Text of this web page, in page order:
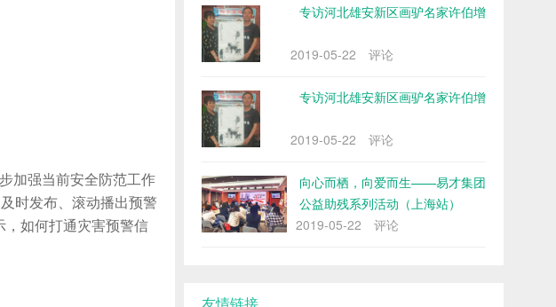
加强当前安全防范工作
时发布、滚动播出预警
，如何打通灾害预警信
专访河北雄安新区画驴名家许伯增
2019-05-22 评论
专访河北雄安新区画驴名家许伯增
2019-05-22 评论
向心而栖，向爱而生——易才集团
公益助残系列活动（上海站）
2019-05-22
评论